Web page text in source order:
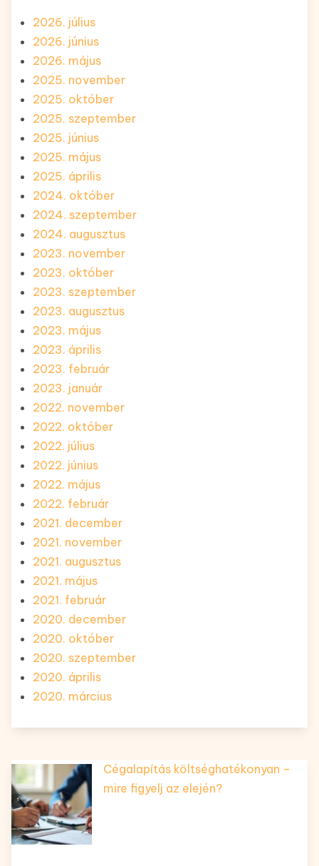
2026. július
2026. június
2026. május
2025. november
2025. október
2025. szeptember
2025. június
2025. május
2025. április
2024. október
2024. szeptember
2024. augusztus
2023. november
2023. október
2023. szeptember
2023. augusztus
2023. május
2023. április
2023. február
2023. január
2022. november
2022. október
2022. július
2022. június
2022. május
2022. február
2021. december
2021. november
2021. augusztus
2021. május
2021. február
2020. december
2020. október
2020. szeptember
2020. április
2020. március
Cégalapítás költséghatékonyan –
mire figyelj az elején?